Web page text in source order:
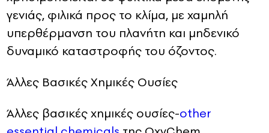
γενιάς, φιλικά προς το κλίμα, με χαμηλή
υπερθέρμανση του πλανήτη και μηδενικό
δυναμικό καταστροφής του όζοντος.
Άλλες Βασικές Χημικές Ουσίες
Άλλες βασικές χημικές ουσίες-other